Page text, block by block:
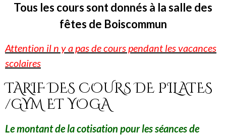
Tous les cours sont donnés à la salle des
fêtes de Boiscommun
Attention il n y a pas de cours pendant les vacances
scolaires
TARIF DES COURS DE PILATES
/GYM ET YOGA
Le montant de la cotisation pour les séances de